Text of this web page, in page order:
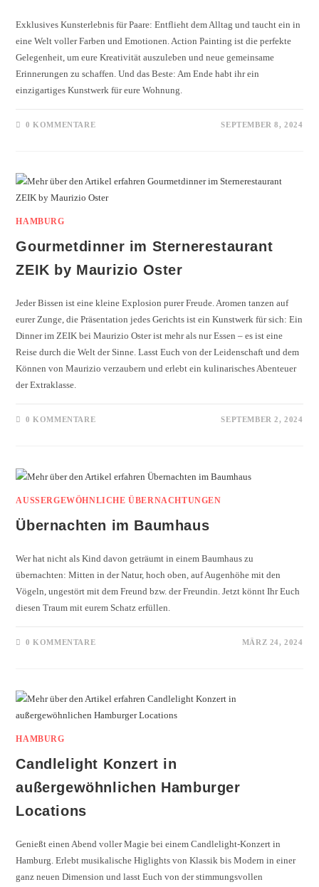
Exklusives Kunsterlebnis für Paare: Entflieht dem Alltag und taucht ein in
eine Welt voller Farben und Emotionen. Action Painting ist die perfekte
Gelegenheit, um eure Kreativität auszuleben und neue gemeinsame
Erinnerungen zu schaffen. Und das Beste: Am Ende habt ihr ein
einzigartiges Kunstwerk für eure Wohnung.
0 KOMMENTARE SEPTEMBER 8, 2024
HAMBURG
Gourmetdinner im Sternerestaurant
ZEIK by Maurizio Oster
Jeder Bissen ist eine kleine Explosion purer Freude. Aromen tanzen auf
eurer Zunge, die Präsentation jedes Gerichts ist ein Kunstwerk für sich: Ein
Dinner im ZEIK bei Maurizio Oster ist mehr als nur Essen – es ist eine
Reise durch die Welt der Sinne. Lasst Euch von der Leidenschaft und dem
Können von Maurizio verzaubern und erlebt ein kulinarisches Abenteuer
der Extraklasse.
0 KOMMENTARE SEPTEMBER 2, 2024
AUSSERGEWÖHNLICHE ÜBERNACHTUNGEN
Übernachten im Baumhaus
Wer hat nicht als Kind davon geträumt in einem Baumhaus zu
übernachten: Mitten in der Natur, hoch oben, auf Augenhöhe mit den
Vögeln, ungestört mit dem Freund bzw. der Freundin. Jetzt könnt Ihr Euch
diesen Traum mit eurem Schatz erfüllen.
0 KOMMENTARE MÄRZ 24, 2024
HAMBURG
Candlelight Konzert in
außergewöhnlichen Hamburger
Locations
Genießt einen Abend voller Magie bei einem Candlelight-Konzert in
Hamburg. Erlebt musikalische Higlights von Klassik bis Modern in einer
ganz neuen Dimension und lasst Euch von der stimmungsvollen